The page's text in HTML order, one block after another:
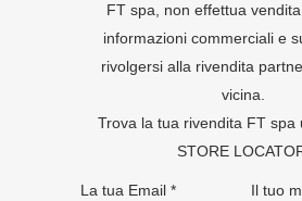
FT spa, non effettua
informazioni commerciali e
rivolgersi alla rivendita
vicina.
Trova la tua rivendita FT spa
STORE
La tua Email * Il tuo